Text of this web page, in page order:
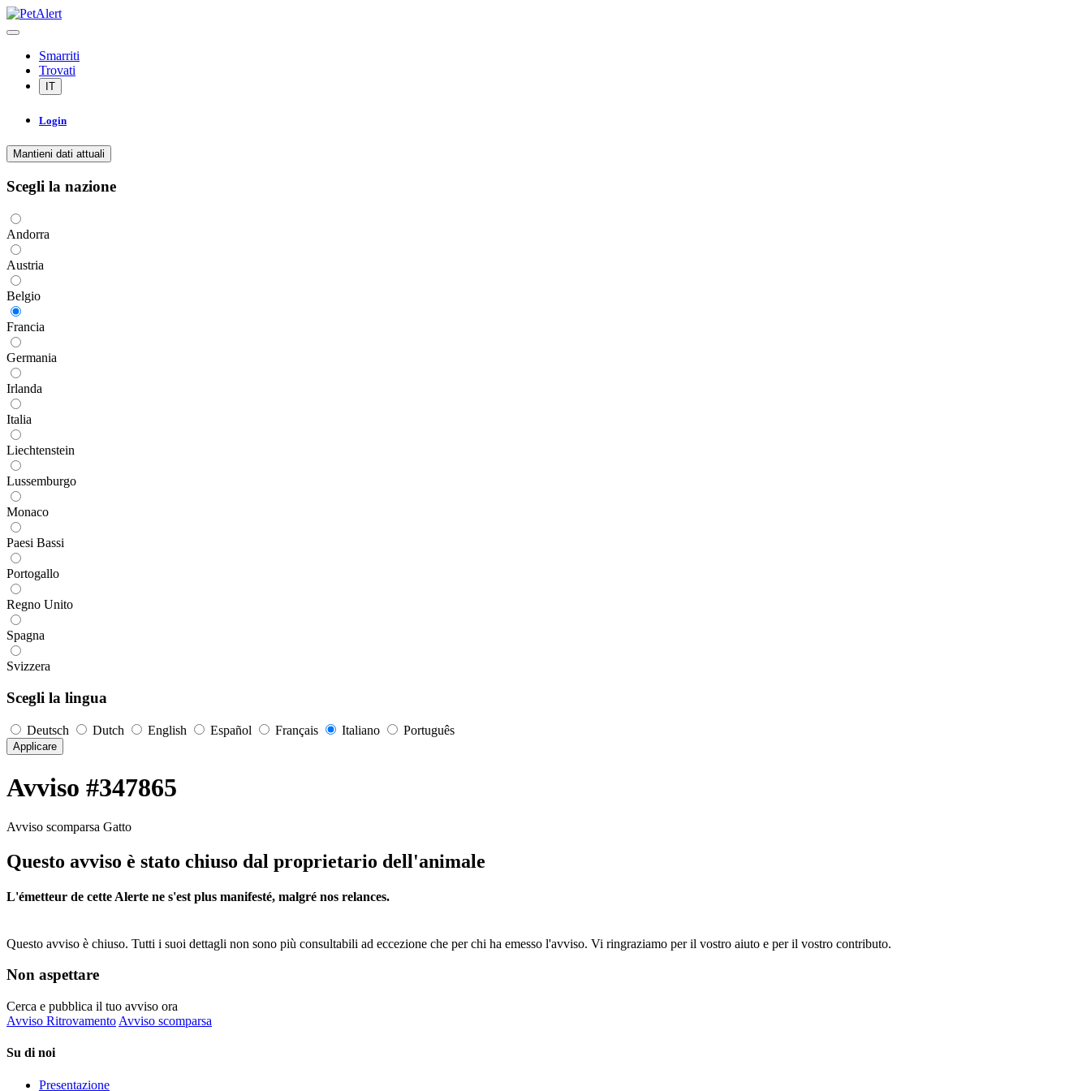
Smarriti
Trovati
IT
Login
Mantieni dati attuali
Scegli la nazione
Andorra
Austria
Belgio
Francia
Germania
Irlanda
Italia
Liechtenstein
Lussemburgo
Monaco
Paesi Bassi
Portogallo
Regno Unito
Spagna
Svizzera
Scegli la lingua
Deutsch Dutch English Español Français Italiano Português
Applicare
Avviso #347865
Avviso scomparsa Gatto
Questo avviso è stato chiuso dal proprietario dell'animale
L'émetteur de cette Alerte ne s'est plus manifesté, malgré nos relances.
Questo avviso è chiuso. Tutti i suoi dettagli non sono più consultabili ad eccezione che per chi ha emesso l'avviso. Vi ringraziamo per il vostro aiuto e per il vostro contributo.
Non aspettare
Cerca e pubblica il tuo avviso ora
Avviso Ritrovamento Avviso scomparsa
Su di noi
Presentazione